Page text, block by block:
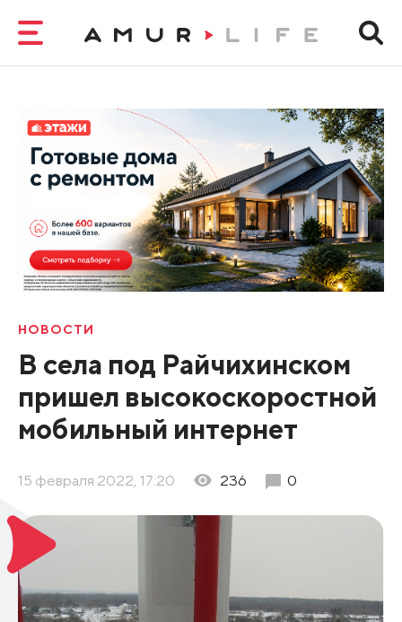
НОВОСТИ
В села под Райчихинском
пришел высокоскоростной
мобильный интернет
15 февраля 2022, 17:20 236 0